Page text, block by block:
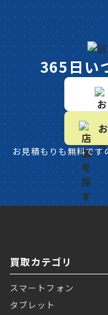
365日い
お見積もりも無料です
買取カテゴリ
スマートフォン
タブレット